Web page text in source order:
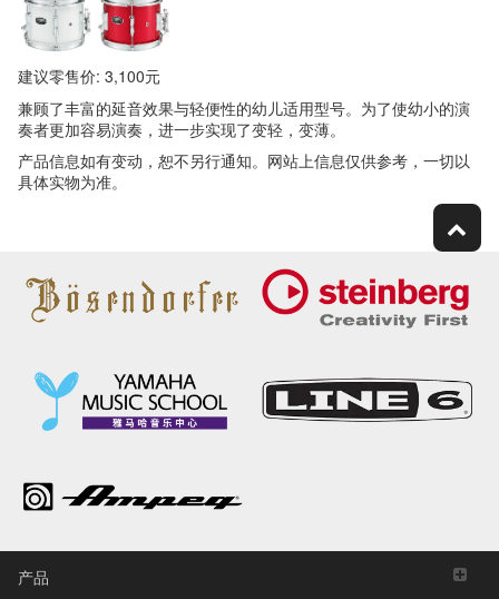
建议零售价: 3,100元
兼顾了丰富的延音效果与轻便性的幼儿适用型号。为了使幼小的演
奏者更加容易演奏，进一步实现了变轻，变薄。
产品信息如有变动，恕不另行通知。网站上信息仅供参考，一切以
具体实物为准。
产品